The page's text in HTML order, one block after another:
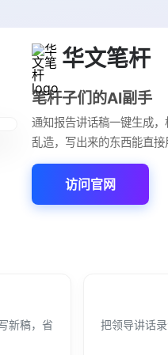
华文笔杆
笔杆子们的AI副手
通知报告讲话稿一键生成
乱造，写出来的东西能直接
访问官网
新稿，省
把领导讲话